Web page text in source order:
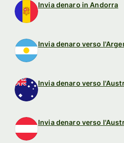
Invia denaro in Andorra
Invia denaro verso
Invia denaro verso
Invia denaro verso